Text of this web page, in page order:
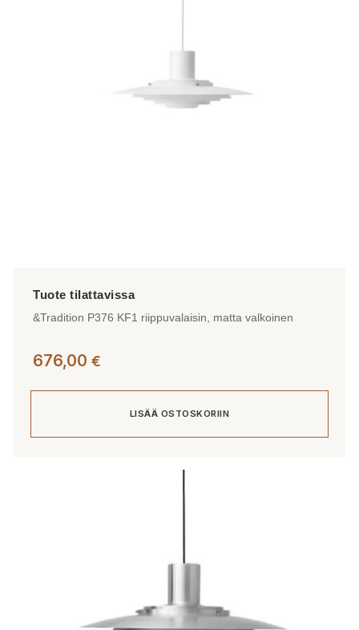
&Tradition P376 KF1 riippuvalaisin, matta valkoinen
676,00 €
LISÄÄ OSTOSKORIIN